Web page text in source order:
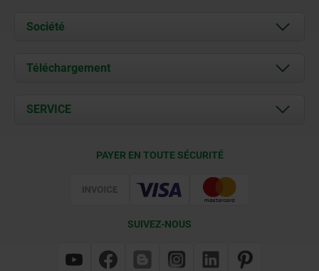
Société
À propos de nous
Contact
Téléchargement
Documents
SERVICE
PAYER EN TOUTE SÉCURITÉ
SUIVEZ-NOUS